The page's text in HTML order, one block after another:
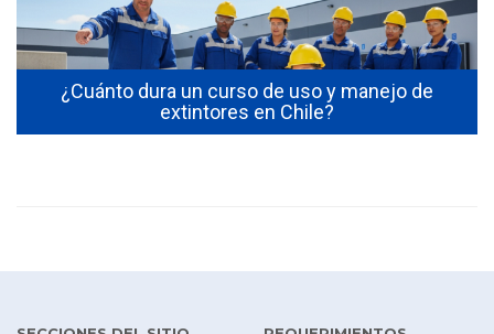
¿Cuánto dura un curso de uso y manejo de
extintores en Chile?